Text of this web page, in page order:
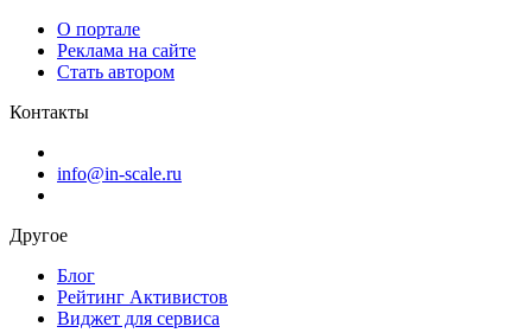
О портале
Реклама на сайте
Стать автором
Контакты
info@in-scale.ru
Другое
Блог
Рейтинг Активистов
Виджет для сервиса